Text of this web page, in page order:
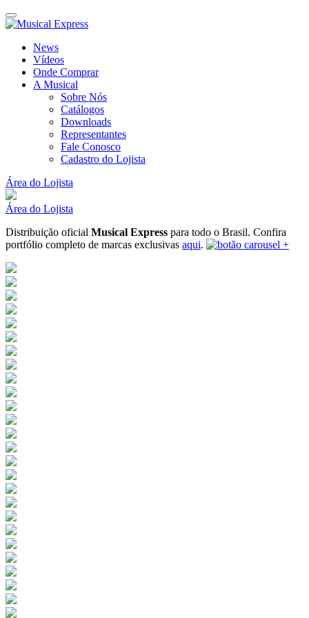
News
Vídeos
Onde Comprar
A Musical
Sobre Nós
Catálogos
Downloads
Representantes
Fale Conosco
Cadastro do Lojista
Área do Lojista
Área do Lojista
Distribuição oficial Musical Express para todo o Brasil. Confira
portfólio completo de marcas exclusivas aqui.